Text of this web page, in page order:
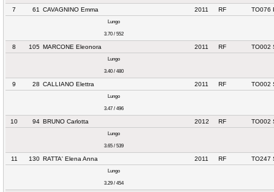
7 61 CAVAGNINO Emma 2011 RF TO076
Lungo
3.70 / 552
8 105 MARCONE Eleonora 2011 RF TO002
Lungo
3.40 / 480
9 28 CALLIANO Elettra 2011 RF TO002
Lungo
3.47 / 496
10 94 BRUNO Carlotta 2012 RF TO002
Lungo
3.65 / 539
11 130 RATTA' Elena Anna 2011 RF TO247
Lungo
3.29 / 454